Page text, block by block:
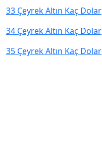
33 Çeyrek Altın Kaç Dolar
34 Çeyrek Altın Kaç Dolar
35 Çeyrek Altın Kaç Dolar